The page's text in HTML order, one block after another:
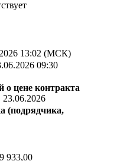
13:02 (МСК)
09:30
о цене контракта
23.06.2026
(подрядчика,
933,00